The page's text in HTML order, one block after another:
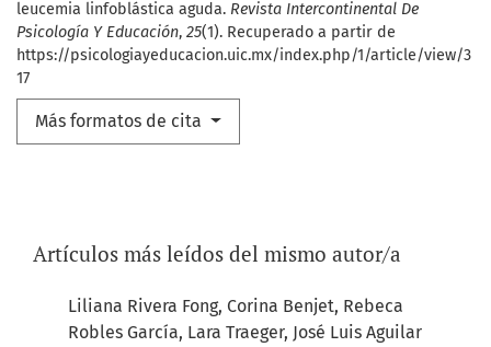
leucemia linfoblástica aguda. Revista Intercontinental De
Psicología Y Educación, 25(1). Recuperado a partir de
https://psicologiayeducacion.uic.mx/index.php/1/article/view/3
17
Más formatos de cita
Artículos más leídos del mismo autor/a
Liliana Rivera Fong, Corina Benjet, Rebeca
Robles García, Lara Traeger, José Luis Aguilar